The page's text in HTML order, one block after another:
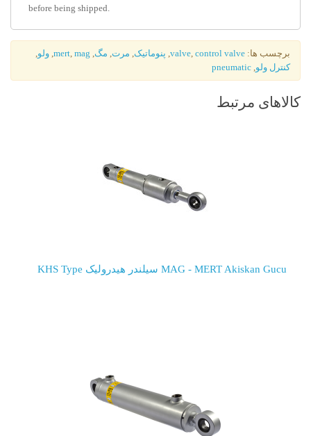
before being shipped.
برچسب ها: valve, control valve
, پنوماتیک, مرت, مگ,
mert, mag
, ولو,
کنترل ولو,
pneumatic
کالاهای مرتبط
MAG - MERT Akiskan Gucu سیلندر هیدرولیک KHS Type